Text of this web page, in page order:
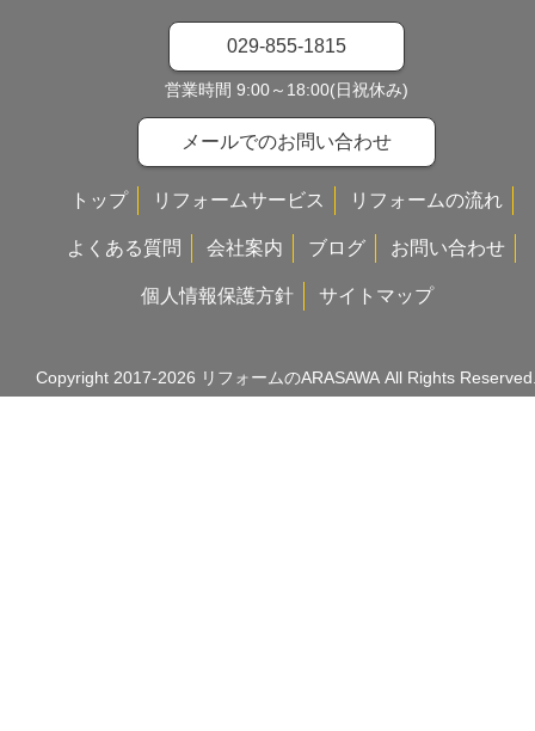
029-855-1815
営業時間 9:00～18:00(日祝休み)
メールでのお問い合わせ
トップ リフォームサービス リフォームの流れ
よくある質問 会社案内 ブログ お問い合わせ
個人情報保護方針 サイトマップ
Copyright 2017-2026 リフォームのARASAWA All Rights